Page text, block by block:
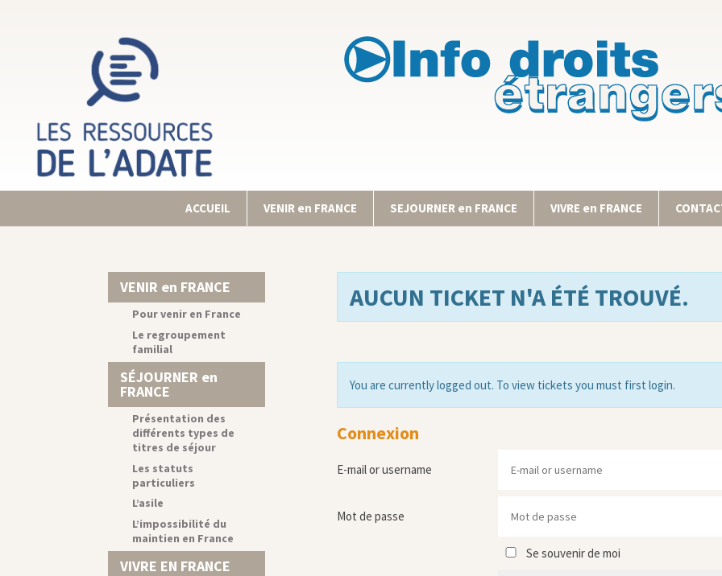
ACCUEIL VENIR en FRANCE SEJOURNER en FRANCE VIVRE en FRANCE
AUCUN TICKET N'A ÉTÉ TROUVÉ.
You are currently logged out. To view tickets you must first login.
Connexion
E-mail or username
Mot de passe
Se souvenir de moi
VENIR en FRANCE
Pour venir en France
Le regroupement
familial
SÉJOURNER en
FRANCE
Présentation des
différents types de
titres de séjour
Les statuts
particuliers
L’asile
L’impossibilité du
maintien en France
VIVRE EN FRANCE